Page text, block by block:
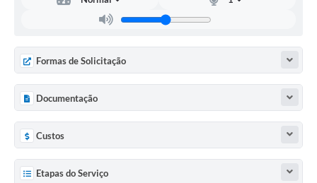
Formas de Solicitação
Documentação
Custos
Etapas do Serviço